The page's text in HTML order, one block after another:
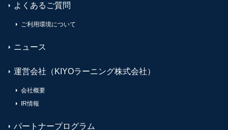
よくあるご質問
ご利用環境について
ニュース
運営会社（KIYOラーニング株式会社）
会社概要
IR情報
パートナープログラム